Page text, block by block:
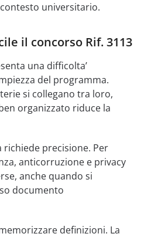
universitario.
il concorso Rif. 3113
una difficolta’
del programma.
si collegano tra loro,
organizzato riduce la
precisione. Per
anticorruzione e privacy
anche quando si
documento
definizioni. La